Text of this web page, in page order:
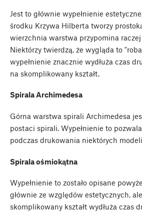
Jest to głównie wypełnienie
środku Krzywa Hilberta tworzy
wierzchnia warstwa przypomina
Niektórzy twierdzą, że wygląda to
wypełnienie znacznie wydłuża czas
na skomplikowany kształt.
Spirala Archimedesa
Górna warstwa spirali Archimedesa
postaci spirali. Wypełnienie to
podczas drukowania niektórych
Spirala ośmiokątna
Wypełnienie to zostało opisane
głównie ze względów estetycznych,
skomplikowany kształt wydłuża czas